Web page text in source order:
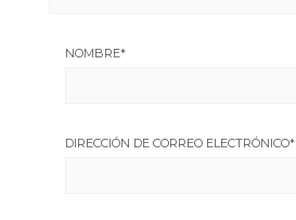
NOMBRE*
DIRECCIÓN DE CORREO ELECTRÓNICO*